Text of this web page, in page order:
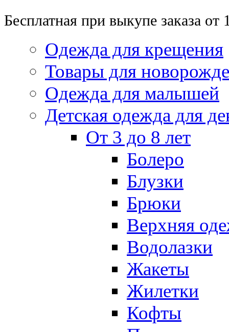
Бесплатная при выкупе заказа от
Одежда для крещения
Товары для
Одежда для малышей
Детская одежда для
От 3 до 8 лет
Болеро
Блузки
Брюки
Верхняя
Водолазки
Жакеты
Жилетки
Кофты